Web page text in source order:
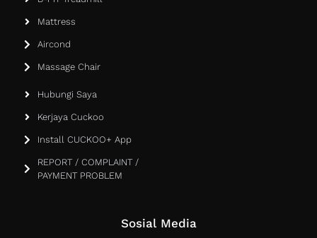
Mattress
Aircond
Massage Chair
Hubungi Saya
Kerjaya Cuckoo
Install CUCKOO+ App
REPORT / COMPLAINT /
PAYMENT PROBLEM
Sosial Media